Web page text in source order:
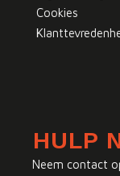
Cookies
HULP
Neem contact